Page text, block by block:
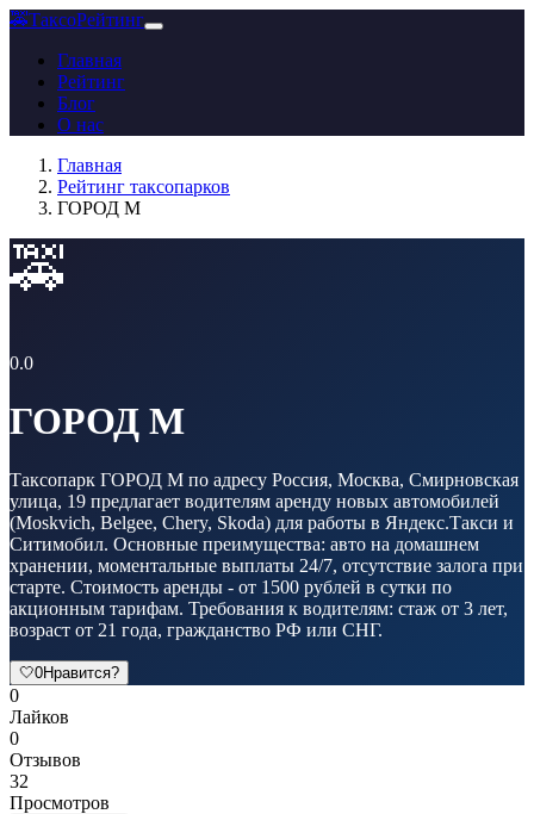
🚕ТаксоРейтинг
Главная
Рейтинг
Блог
О нас
Главная
Рейтинг таксопарков
ГОРОД М
🚕
0.0
ГОРОД М
Таксопарк ГОРОД М по адресу Россия, Москва, Смирновская
улица, 19 предлагает водителям аренду новых автомобилей
(Moskvich, Belgee, Chery, Skoda) для работы в Яндекс.Такси и
Ситимобил. Основные преимущества: авто на домашнем
хранении, моментальные выплаты 24/7, отсутствие залога при
старте. Стоимость аренды - от 1500 рублей в сутки по
акционным тарифам. Требования к водителям: стаж от 3 лет,
возраст от 21 года, гражданство РФ или СНГ.
🤍0Нравится?
0
Лайков
0
Отзывов
32
Просмотров